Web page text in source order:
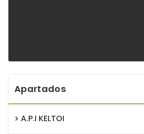
Apartados
A.P.I KELTOI